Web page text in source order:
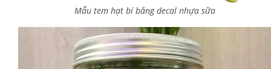
Mẫu tem hạt bí bằng decal nhựa sữa